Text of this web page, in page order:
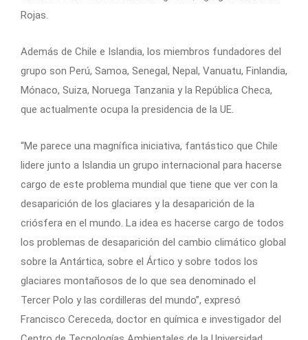
Rojas.
Además de Chile e Islandia, los miembros fundadores del
grupo son Perú, Samoa, Senegal, Nepal, Vanuatu, Finlandia,
Mónaco, Suiza, Noruega Tanzania y la República Checa,
que actualmente ocupa la presidencia de la UE.
“Me parece una magnífica iniciativa, fantástico que Chile
lidere junto a Islandia un grupo internacional para hacerse
cargo de este problema mundial que tiene que ver con la
desaparición de los glaciares y la desaparición de la
criósfera en el mundo. La idea es hacerse cargo de todos
los problemas de desaparición del cambio climático global
sobre la Antártica, sobre el Ártico y sobre todos los
glaciares montañosos de lo que sea denominado el
Tercer Polo y las cordilleras del mundo”, expresó
Francisco Cereceda, doctor en química e investigador del